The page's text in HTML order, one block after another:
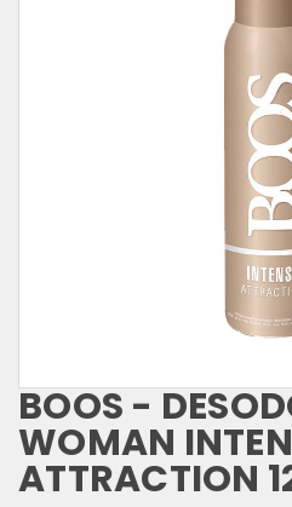
BOOS -
WOMAN
ATTRACTION